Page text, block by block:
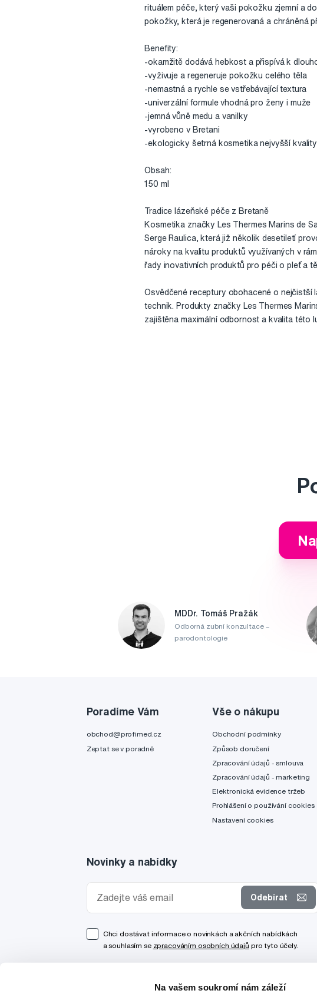
Na vašem soukromí nám záleží
rituálem péče, který vaši pokožku zjemní a
pokožky, která je regenerovaná a chráněná
Benefity:
-okamžitě dodává hebkost a přispívá k
-vyživuje a regeneruje pokožku celého těla
-nemastná a rychle se vstřebávající textura
-univerzální formule vhodná pro ženy i muže
-jemná vůně medu a vanilky
-vyrobeno v Bretani
-ekologicky šetrná kosmetika nejvyšší kvality
Obsah:
150 ml
Tradice lázeňské péče z Bretaně
Kosmetika značky Les Thermes Marins de
Serge Raulica, která již několik desetiletí
nároky na kvalitu produktů využívaných v
řady inovativních produktů pro péči o pleť a
Osvědčené receptury obohacené o
technik. Produkty značky Les Thermes
zajištěna maximální odbornost a kvalita této
MDDr. Tomáš Pražák
Odborná zubní konzultace –
parodontologie
Poradíme Vám
obchod@profimed.cz
Zeptat se v poradně
Vše o nákupu
Obchodní podmínky
Způsob doručení
Zpracování údajů - smlouva
Zpracování údajů - marketing
Elektronická evidence tržeb
Prohlášení o používání cookies
Nastavení cookies
Novinky a nabídky
Odebírat
Chci dostávat informace o novinkách a akčních nabídkách
a souhlasím se zpracováním osobních údajů pro tyto účely.